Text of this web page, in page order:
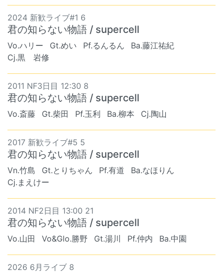
2024 新歓ライブ#1 6
君の知らない物語 / supercell
Vo.ハリー Gt.めい Pf.るんるん
Ba.藤江祐紀
Cj.黒 岩修
2011 NF3日目 12:30 8
君の知らない物語 / supercell
Vo.斎藤 Gt.柴田 Pf.玉利 Ba.柳本 Cj.陶山
2017 新歓ライブ#5 5
君の知らない物語 / supercell
Vn.竹島 Gt.とりちゃん Pf.有道
Ba.なほりん
Cj.まえけー
2014 NF2日目 13:00 21
君の知らない物語 / supercell
Vo.山田 Vo&Glo.勝野 Gt.湯川 Pf.仲内 Ba.中園
2026 6月ライブ 8